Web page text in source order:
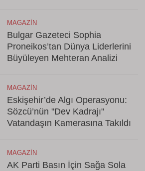
MAGAZIN
Bulgar Gazeteci Sophia
Proneikos’tan Dünya Liderlerini
Büyüleyen Mehteran Analizi
MAGAZIN
Eskişehir’de Algı Operasyonu:
Sözcü’nün "Dev Kadrajı"
Vatandaşın Kamerasına Takıldı
MAGAZIN
AK Parti Basın İçin Sağa Sola